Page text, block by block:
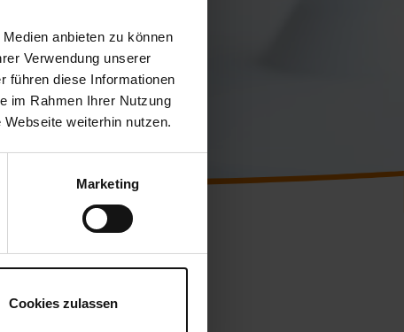
anbieten zu können
Verwendung unserer
führen diese Informationen
im Rahmen Ihrer Nutzung
weiterhin nutzen.
Marketing
Cookies zulassen